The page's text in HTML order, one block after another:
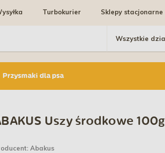
Turbokurier Sklepy stacjonarne
Przysmaki dla psa
Uszy środkowe 100g
Abakus